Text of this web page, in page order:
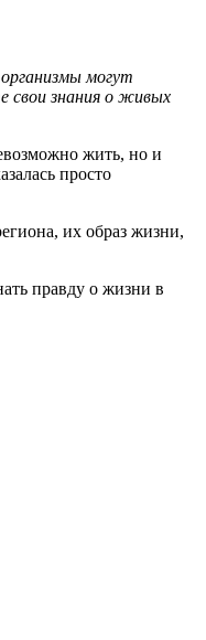
могут
свои знания о живых
жить, но и
просто
их образ жизни,
правду о жизни в